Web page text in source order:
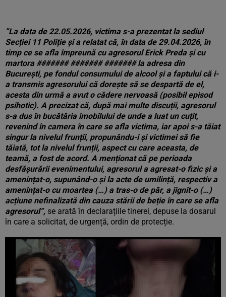
”La data de 22.05.2026, victima s-a prezentat la sediul
Secției 11 Poliție și a relatat că, în data de 29.04.2026, în
timp ce se afla împreună cu agresorul Erick Preda și cu
martora ####### ####### ####### la adresa din
București, pe fondul consumului de alcool și a faptului că i-
a transmis agresorului că dorește să se despartă de el,
acesta din urmă a avut o cădere nervoasă (posibil episod
psihotic). A precizat că, după mai multe discuții, agresorul
s-a dus în bucătăria imobilului de unde a luat un cuțit,
revenind în camera în care se afla victima, iar apoi s-a tăiat
singur la nivelul frunții, propunându-i și victimei să fie
tăiată, tot la nivelul frunții, aspect cu care aceasta, de
teamă, a fost de acord. A menționat că pe perioada
desfășurării evenimentului, agresorul a agresat-o fizic și a
amenințat-o, supunând-o și la acte de umilință, respectiv a
amenințat-o cu moartea (…) a tras-o de păr, a jignit-o (…)
acțiune nefinalizată din cauza stării de beție în care se afla
agresorul”, se arată în declarațiile tinerei, depuse la dosarul
în care a solicitat, de urgență, ordin de protecție.